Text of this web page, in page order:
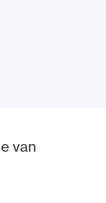
van
bij hun
en